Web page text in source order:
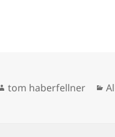
Author
tom haberfellner